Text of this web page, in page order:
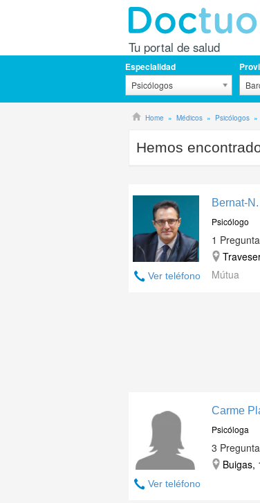
Tu portal de salud
Especialidad
Psicólogos
Home Médicos Psicólogos
Hemos
Ver teléfono
Bernat-
Psicólogo
1
Mútua
Ver teléfono
Carme
Psicóloga
3
Buigas,